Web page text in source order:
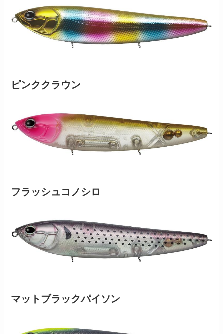
ピンククラウン
フラッシュコノシロ
マットブラックパイソン